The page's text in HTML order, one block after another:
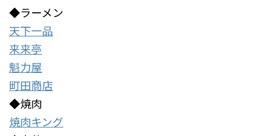
◆ラーメン
天下一品
来来亭
魁力屋
町田商店
◆焼肉
焼肉キング